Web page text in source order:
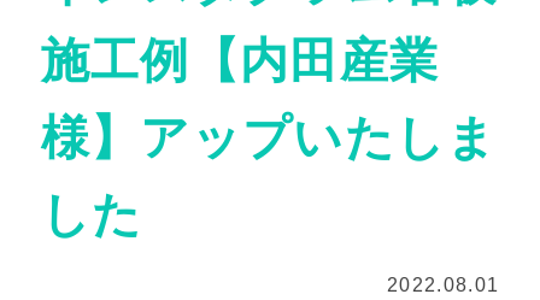
施工例【内田産業
様】アップいたしま
した
2022.08.01